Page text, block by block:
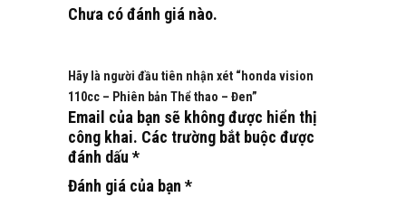
Chưa có đánh giá nào.
Hãy là người đầu tiên nhận xét “honda vision
110cc – Phiên bản Thể thao – Đen”
Email của bạn sẽ không được hiển thị
công khai. Các trường bắt buộc được
đánh dấu *
Đánh giá của bạn *